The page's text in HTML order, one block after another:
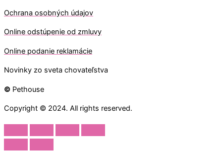
Ochrana osobných údajov
Online odstúpenie od zmluvy
Online podanie reklamácie
Novinky zo sveta chovateľstva
© Pethouse
Copyright © 2024. All rights reserved.